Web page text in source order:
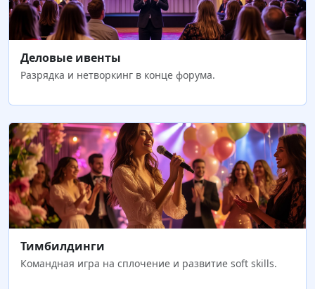
Деловые ивенты
Разрядка и нетворкинг в конце форума.
Тимбилдинги
Командная игра на сплочение и развитие soft skills.